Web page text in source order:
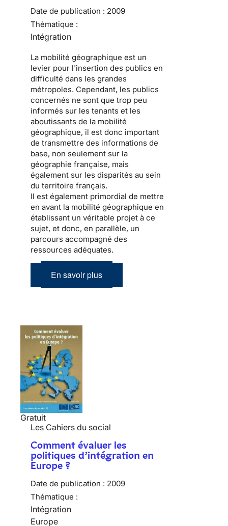
Date de publication : 2009
Thématique :
Intégration
La mobilité géographique est un
levier pour l'insertion des publics en
difficulté dans les grandes
métropoles. Cependant, les publics
concernés ne sont que trop peu
informés sur les tenants et les
aboutissants de la mobilité
géographique, il est donc important
de transmettre des informations de
base, non seulement sur la
géographie française, mais
également sur les disparités au sein
du territoire français.
Il est également primordial de mettre
en avant la mobilité géographique en
établissant un véritable projet à ce
sujet, et donc, en parallèle, un
parcours accompagné des
ressources adéquates.
En savoir plus
Gratuit
Les Cahiers du social
Comment évaluer les
politiques d’intégration en
Europe ?
Date de publication : 2009
Thématique :
Intégration
Europe